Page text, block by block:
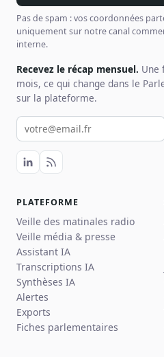
Pas de spam : vos coordonnées
uniquement sur notre canal
interne.
Recevez le récap mensuel. Une
mois, ce qui change dans le
sur la plateforme.
Votre email pour la newsletter
PLATEFORME
Veille des matinales radio
Veille média & presse
Assistant IA
Transcriptions IA
Synthèses IA
Alertes
Exports
Fiches parlementaires